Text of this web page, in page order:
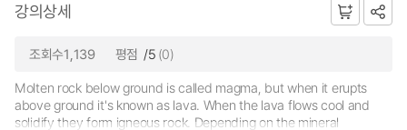
강의상세
조회수1,139 평점 /5 (0)
Molten rock below ground is called magma, but when it erupts
above ground it's known as lava. When the lava flows cool and
solidify they form igneous rock. Depending on the mineral